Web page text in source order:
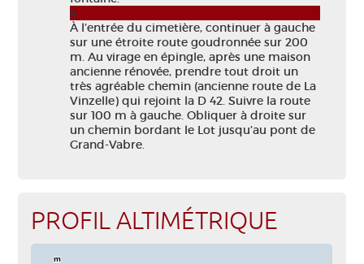
4
À l’entrée du cimetière, continuer à gauche
sur une étroite route goudronnée sur 200
m. Au virage en épingle, après une maison
ancienne rénovée, prendre tout droit un
très agréable chemin (ancienne route de La
Vinzelle) qui rejoint la D 42. Suivre la route
sur 100 m à gauche. Obliquer à droite sur
un chemin bordant le Lot jusqu’au pont de
Grand-Vabre.
PROFIL ALTIMÉTRIQUE
m